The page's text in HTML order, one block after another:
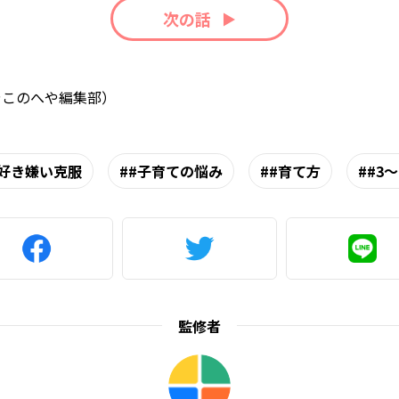
次の話
のへや編集部）
き嫌い克服 #子育ての悩み #育て方 #3
監修者